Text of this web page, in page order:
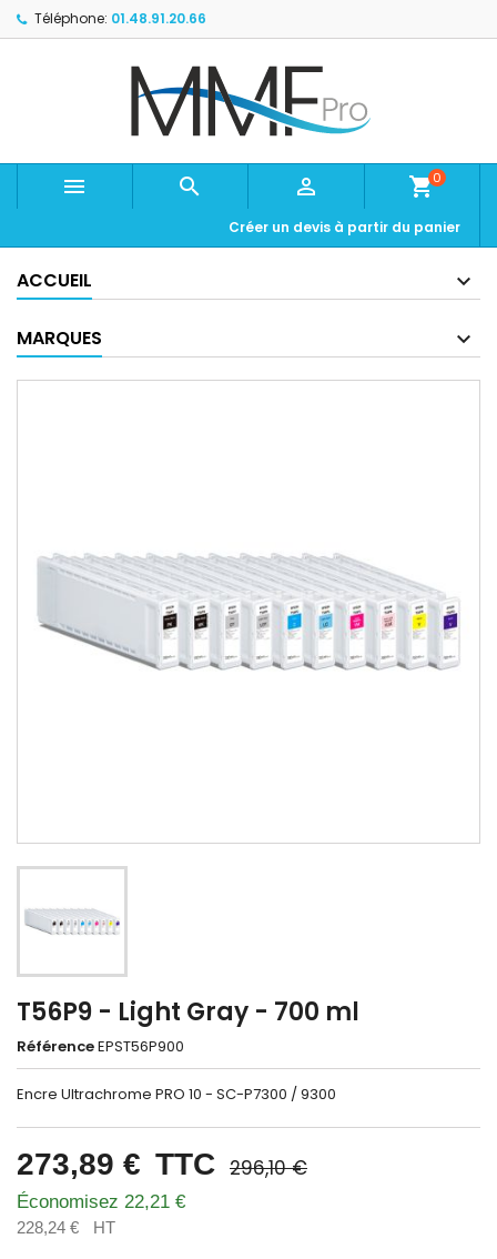
Téléphone: 01.48.91.20.66
   shopping_cart0
Créer un devis à partir du panier
ACCUEIL
MARQUES
T56P9 - Light Gray - 700 ml
RéférenceEPST56P900
Encre Ultrachrome PRO 10 - SC-P7300 / 9300
273,89 € TTC 296,10 €
Économisez 22,21 €
228,24 € HT